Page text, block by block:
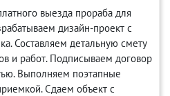
выезда прораба для
дизайн-проект с
Составляем детальную смету
и работ. Подписываем договор
Выполняем поэтапные
Сдаем объект с